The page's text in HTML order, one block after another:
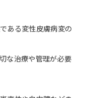
ある変性皮膚病変の
な治療や管理が必要